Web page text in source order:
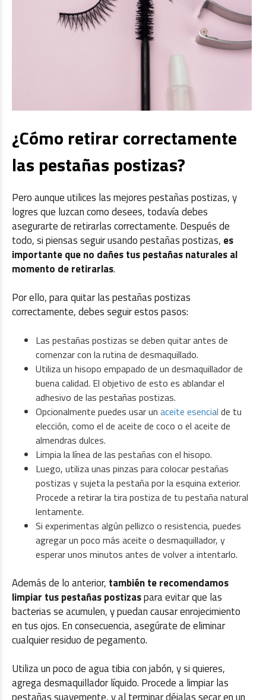
¿Cómo retirar correctamente
las pestañas postizas?
Pero aunque utilices las mejores pestañas postizas, y
logres que luzcan como desees, todavía debes
asegurarte de retirarlas correctamente. Después de
todo, si piensas seguir usando pestañas postizas, es
importante que no dañes tus pestañas naturales al
momento de retirarlas.
Por ello, para quitar las pestañas postizas
correctamente, debes seguir estos pasos:
Las pestañas postizas se deben quitar antes de
comenzar con la rutina de desmaquillado.
Utiliza un hisopo empapado de un desmaquillador de
buena calidad. El objetivo de esto es ablandar el
adhesivo de las pestañas postizas.
Opcionalmente puedes usar un aceite esencial de tu
elección, como el de aceite de coco o el aceite de
almendras dulces.
Limpia la línea de las pestañas con el hisopo.
Luego, utiliza unas pinzas para colocar pestañas
postizas y sujeta la pestaña por la esquina exterior.
Procede a retirar la tira postiza de tu pestaña natural
lentamente.
Si experimentas algún pellizco o resistencia, puedes
agregar un poco más aceite o desmaquillador, y
esperar unos minutos antes de volver a intentarlo.
Además de lo anterior, también te recomendamos
limpiar tus pestañas postizaspara evitar que las
bacterias se acumulen, y puedan causar enrojecimiento
en tus ojos. En consecuencia, asegúrate de eliminar
cualquier residuo de pegamento.
Utiliza un poco de agua tibia con jabón, y si quieres,
agrega desmaquillador líquido. Procede a limpiar las
pestañas suavemente, y al terminar déjalas secar en un